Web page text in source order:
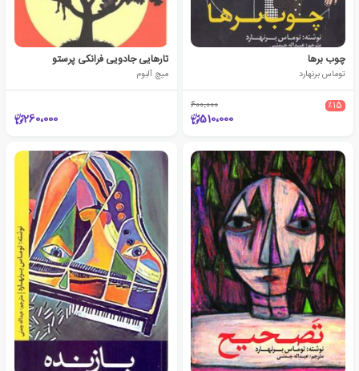
چوب برها
توماس برنهارد
٪15 600،000
510،000
تارهایی جادویی فرانکی پرستو
میچ آلبوم
260،000